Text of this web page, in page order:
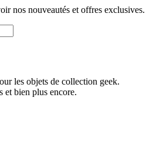
nos nouveautés et offres exclusives.
les objets de collection geek.
et bien plus encore.